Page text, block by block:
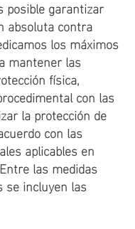
posible garantizar
absoluta contra
los máximos
mantener las
física,
con las
la protección de
con las
aplicables en
las medidas
se incluyen las